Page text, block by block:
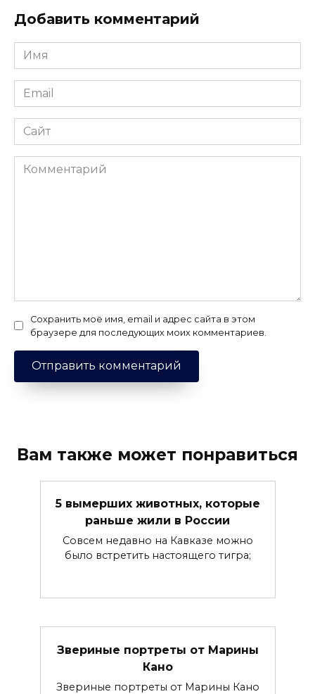
Добавить комментарий
Имя
*
Email
*
Сайт
Комментарий
Сохранить моё имя, email и адрес сайта в этом
браузере для последующих моих комментариев.
Вам также может понравиться
5 вымерших животных, которые
раньше жили в России
Совсем недавно на Кавказе можно
было встретить настоящего тигра;
Звериные портреты от Марины
Кано
Звериные портреты от Марины Кано